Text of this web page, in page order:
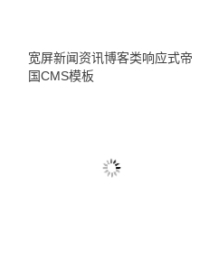
宽屏新闻资讯博客类响应式帝
国CMS模板